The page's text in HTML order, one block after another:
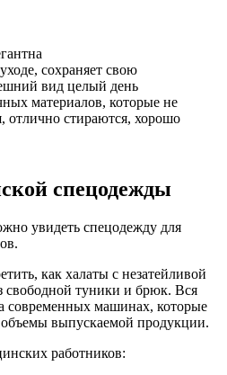
сохраняет свою
вид целый день
материалов, которые не
отлично стираются, хорошо
спецодежды
увидеть спецодежду для
как халаты с незатейливой
свободной туники и брюк. Вся
современных машинах, которые
выпускаемой продукции.
работников: